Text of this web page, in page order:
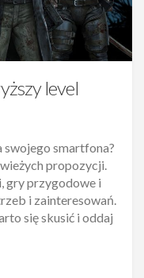
level
swojego smartfona?
propozycji.
gry przygodowe i
i zainteresowań.
się skusić i oddaj